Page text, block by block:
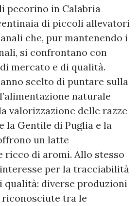
pecorino in Calabria
di piccoli allevatori
che, pur mantenendo i
si confrontano con
mercato e di qualità.
scelto di puntare sulla
naturale
valorizzazione delle razze
la Gentile di Puglia e la
un latte
di aromi. Allo stesso
per la tracciabilità
qualità: diverse produzioni
tra le